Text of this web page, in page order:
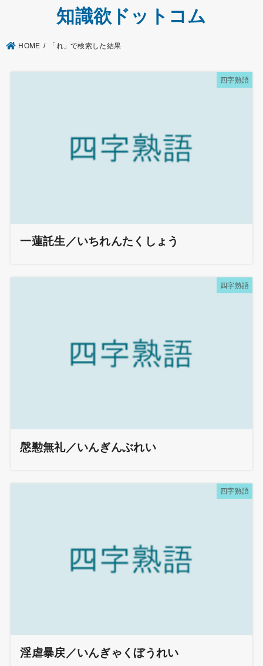
知識欲ドットコム
HOME 「れ」で検索した結果
四字熟語
一蓮託生／いちれんたくしょう
四字熟語
慇懃無礼／いんぎんぶれい
四字熟語
淫虐暴戻／いんぎゃくぼうれい